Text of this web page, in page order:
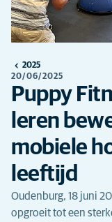
2025
20/06/2025
Puppy
leren
mobiele
leeftijd
Oudenburg, 18 juni
opgroeit tot een